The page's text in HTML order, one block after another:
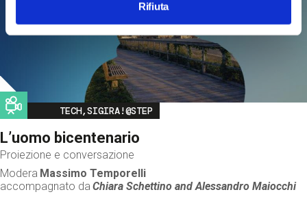
Rifiuta
Image
TECH,SIGIRA!@STEP
L’uomo bicentenario
Proiezione e conversazione
Modera Massimo Temporelli
accompagnato da Chiara Schettino andAlessandro Maiocchi